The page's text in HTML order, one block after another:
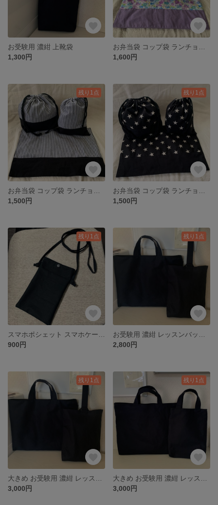
お受験用 濃紺 上靴袋
1,300円
1,600円
残り1点
1,500円
残り1点
1,500円
残り1点
900円
残り1点
2,800円
残り1点
3,000円
残り1点
3,000円